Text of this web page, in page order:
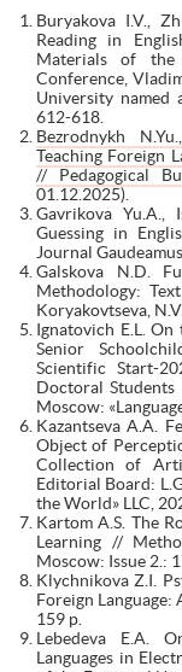
Buryakova I.V.,
Reading in
Materials of the
Conference,
University named
612-618.
Bezrodnykh
Teaching Foreign
// Pedagogical
01.12.2025).
Gavrikova Yu.A.,
Guessing in
Journal
Galskova N.D.
Methodology:
Koryakovtseva,
Ignatovich E.L. On
Senior
Scientific Start-
Doctoral
Moscow:
Kazantseva A.A.
Object of
Collection of
Editorial Board:
the World» LLC,
Kartom A.S. The
Learning //
Moscow: Issue 2.:
Klychnikova Z.I.
Foreign Language:
159 p.
Lebedeva E.A.
Languages in